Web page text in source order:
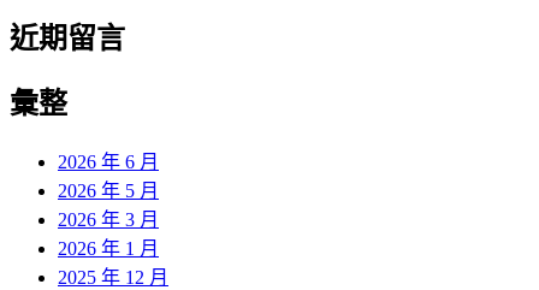
近期留言
彙整
2026 年 6 月
2026 年 5 月
2026 年 3 月
2026 年 1 月
2025 年 12 月